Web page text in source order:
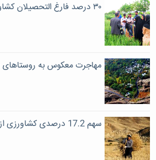
۳۰ درصد فارغ التحصیلان کشاورزی کشور بیکارند
مهاجرت معکوس به روستاهای
سهم 17.2 درصدی کشاورزی از اشتغال کشور